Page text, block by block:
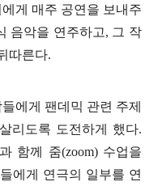
게 매주 공연을 보내주
음악을 연주하고, 그 작
따른다.
에게 팬데믹 관련 주제
리도록 도전하게 했다.
함께 줌(zoom) 수업을
에게 연극의 일부를 연